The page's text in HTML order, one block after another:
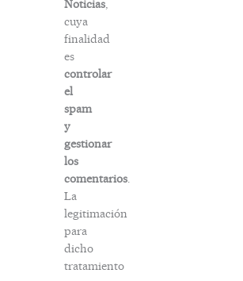
Noticias,
cuya
finalidad
es
controlar
el
spam
y
gestionar
los
comentarios.
La
legitimación
para
dicho
tratamiento